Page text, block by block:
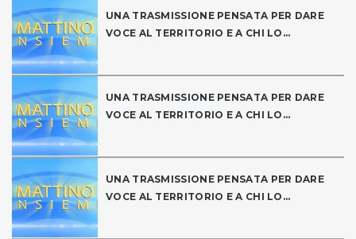
UNA TRASMISSIONE PENSATA PER DARE
VOCE AL TERRITORIO E A CHI LO...
UNA TRASMISSIONE PENSATA PER DARE
VOCE AL TERRITORIO E A CHI LO...
UNA TRASMISSIONE PENSATA PER DARE
VOCE AL TERRITORIO E A CHI LO...